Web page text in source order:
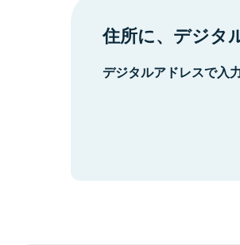
住所に、デジタ
デジタルアドレスで入